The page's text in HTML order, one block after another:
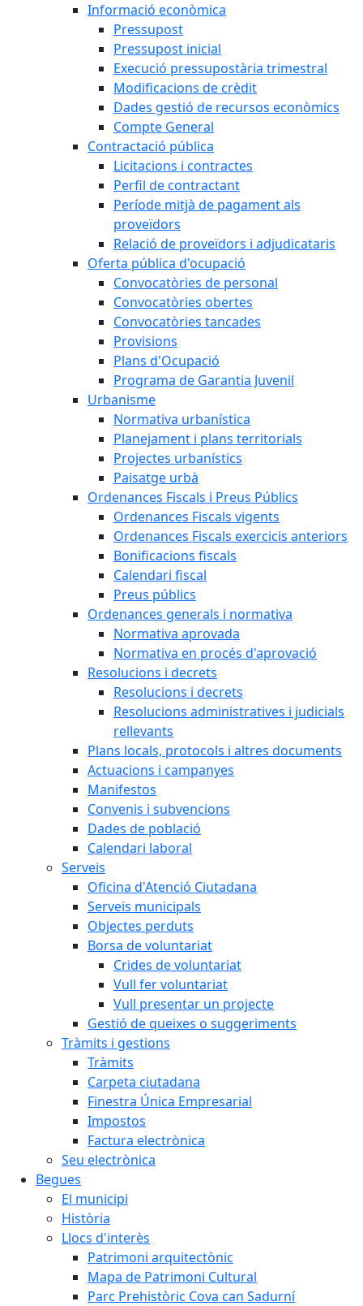
Informació econòmica
Pressupost
Pressupost inicial
Execució pressupostària trimestral
Modificacions de crèdit
Dades gestió de recursos econòmics
Compte General
Contractació pública
Licitacions i contractes
Perfil de contractant
Període mitjà de pagament als
proveïdors
Relació de proveïdors i adjudicataris
Oferta pública d'ocupació
Convocatòries de personal
Convocatòries obertes
Convocatòries tancades
Provisions
Plans d'Ocupació
Programa de Garantia Juvenil
Urbanisme
Normativa urbanística
Planejament i plans territorials
Projectes urbanístics
Paisatge urbà
Ordenances Fiscals i Preus Públics
Ordenances Fiscals vigents
Ordenances Fiscals exercicis anteriors
Bonificacions fiscals
Calendari fiscal
Preus públics
Ordenances generals i normativa
Normativa aprovada
Normativa en procés d'aprovació
Resolucions i decrets
Resolucions i decrets
Resolucions administratives i judicials
rellevants
Plans locals, protocols i altres documents
Actuacions i campanyes
Manifestos
Convenis i subvencions
Dades de població
Calendari laboral
Serveis
Oficina d'Atenció Ciutadana
Serveis municipals
Objectes perduts
Borsa de voluntariat
Crides de voluntariat
Vull fer voluntariat
Vull presentar un projecte
Gestió de queixes o suggeriments
Tràmits i gestions
Tràmits
Carpeta ciutadana
Finestra Única Empresarial
Impostos
Factura electrònica
Seu electrònica
Begues
El municipi
Història
Llocs d'interès
Patrimoni arquitectònic
Mapa de Patrimoni Cultural
Parc Prehistòric Cova can Sadurní